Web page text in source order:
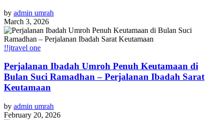
by admin umrah
March 3, 2026
!!jtravel one
Perjalanan Ibadah Umroh Penuh Keutamaan di
Bulan Suci Ramadhan – Perjalanan Ibadah Sarat
Keutamaan
by admin umrah
February 20, 2026